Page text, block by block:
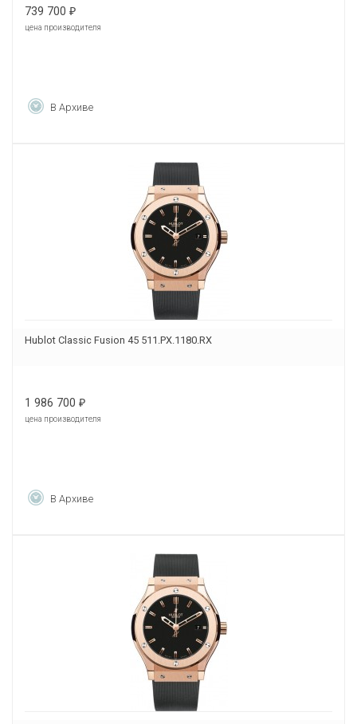
739 700 ₽
цена производителя
В Архиве
Hublot Classic Fusion 45 511.PX.1180.RX
1 986 700 ₽
цена производителя
В Архиве